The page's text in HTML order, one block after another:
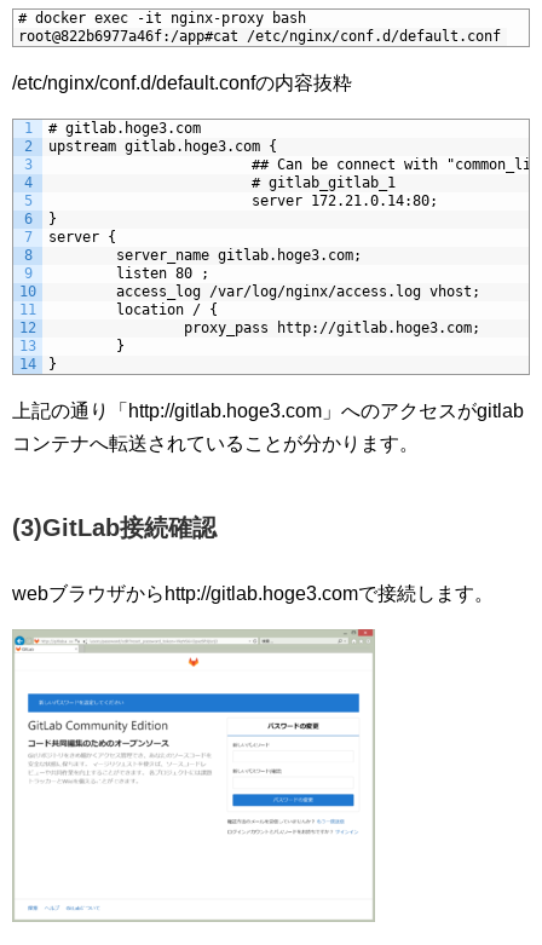
# docker exec -it nginx-proxy bash
root@822b6977a46f:/app#cat /etc/nginx/conf.d/default.conf
/etc/nginx/conf.d/default.confの内容抜粋
1
2
3
4
5
6
7
8
9
10
11
12
13
14
# gitlab.hoge3.com
upstream gitlab.hoge3.com {
## Can be connect with "common_link"
# gitlab_gitlab_1
server 172.21.0.14:80;
}
server {
server_name gitlab.hoge3.com;
listen 80 ;
access_log /var/log/nginx/access.log vhost;
location / {
proxy_pass http://gitlab.hoge3.com;
}
}
上記の通り「http://gitlab.hoge3.com」へのアクセスがgitlab
コンテナへ転送されていることが分かります。
(3)GitLab接続確認
webブラウザからhttp://gitlab.hoge3.comで接続します。